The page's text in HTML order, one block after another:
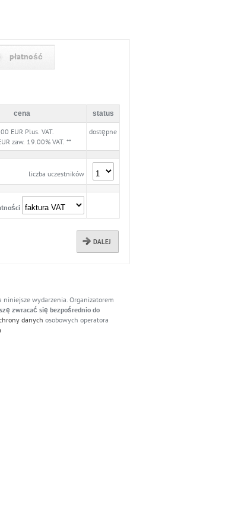
płatność
cena status
EURPlus. VAT.
zaw. 19.00% VAT. **
dostępne
liczba uczestników
DALEJ
wydarzenia. Organizatorem
zwracać się bezpośrednio do
danych osobowych operatora